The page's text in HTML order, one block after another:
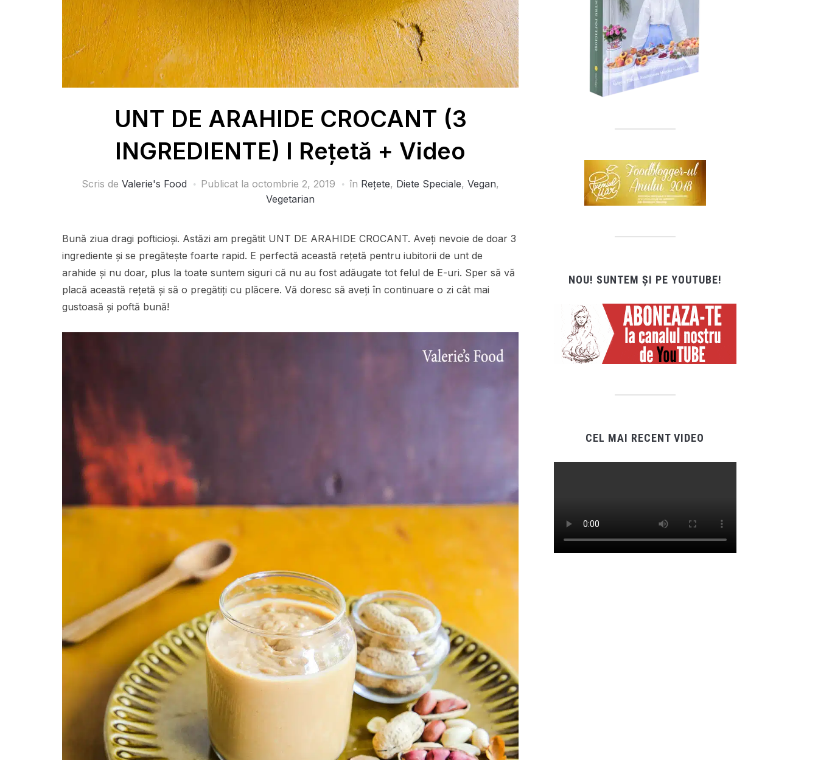
UNT DE ARAHIDE CROCANT (3
INGREDIENTE) I Rețetă + Video
Scris de Valerie's Food Publicat la octombrie 2, 2019 în Rețete, Diete Speciale, Vegan,
Vegetarian
Bună ziua dragi pofticioși. Astăzi am pregătit UNT DE ARAHIDE CROCANT. Aveți nevoie de doar 3
ingrediente și se pregătește foarte rapid. E perfectă această rețetă pentru iubitorii de unt de
arahide și nu doar, plus la toate suntem siguri că nu au fost adăugate tot felul de E-uri. Sper să vă
placă această rețetă și să o pregătiți cu plăcere. Vă doresc să aveți în continuare o zi cât mai
gustoasă și poftă bună!
NOU! SUNTEM ȘI PE YOUTUBE!
CEL MAI RECENT VIDEO